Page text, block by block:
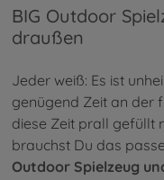
BIG Outdoor
draußen
Jeder weiß: Es ist
genügend Zeit an der
diese Zeit prall gefüllt
brauchst Du das
Outdoor Spielzeug